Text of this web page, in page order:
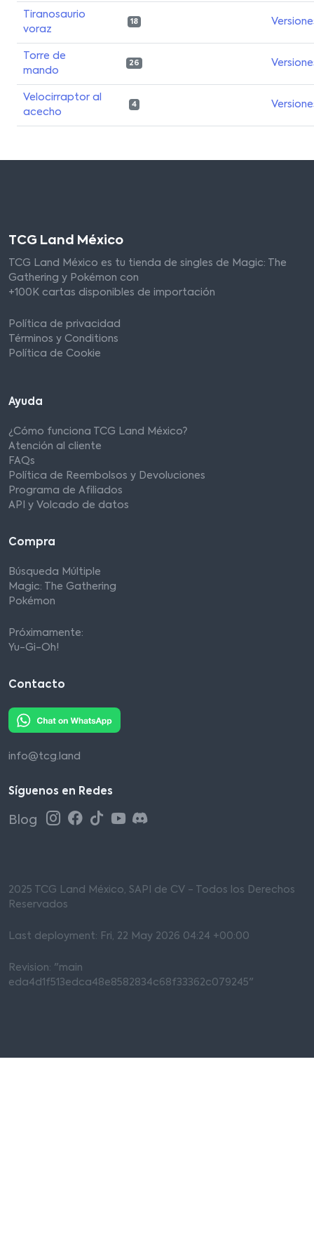
Tiranosaurio
voraz
18
Torre de
mando
26
Velocirraptor al
acecho
4
TCG Land México
TCG Land México es tu tienda de singles de Magic: The
Gathering y Pokémon con
+100K cartas disponibles de importación
Política de privacidad
Términos y Conditions
Política de Cookie
Ayuda
¿Cómo funciona TCG Land México?
Atención al cliente
FAQs
Política de Reembolsos y Devoluciones
Programa de Afiliados
API y Volcado de datos
Compra
Búsqueda Múltiple
Magic: The Gathering
Pokémon
Próximamente:
Yu-Gi-Oh!
Contacto
info@tcg.land
Síguenos en Redes
Blog
2025 TCG Land México, SAPI de CV - Todos los Derechos
Reservados
Last deployment: Fri, 22 May 2026 04:24 +00:00
Revision: "main
eda4d1f513edca48e8582834c68f33362c079245"